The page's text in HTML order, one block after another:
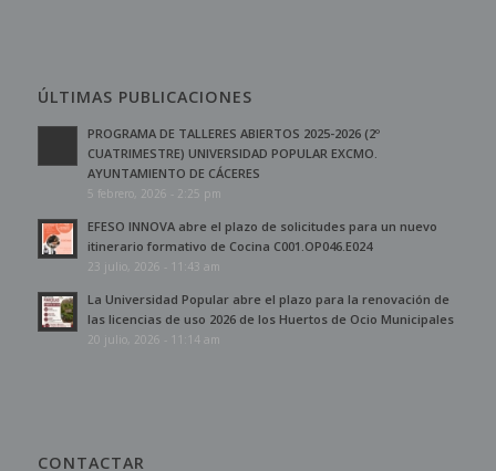
ÚLTIMAS PUBLICACIONES
PROGRAMA DE TALLERES ABIERTOS 2025-2026 (2º
CUATRIMESTRE) UNIVERSIDAD POPULAR EXCMO.
AYUNTAMIENTO DE CÁCERES
5 febrero, 2026 - 2:25 pm
EFESO INNOVA abre el plazo de solicitudes para un nuevo
itinerario formativo de Cocina C001.OP046.E024
23 julio, 2026 - 11:43 am
La Universidad Popular abre el plazo para la renovación de
las licencias de uso 2026 de los Huertos de Ocio Municipales
20 julio, 2026 - 11:14 am
CONTACTAR